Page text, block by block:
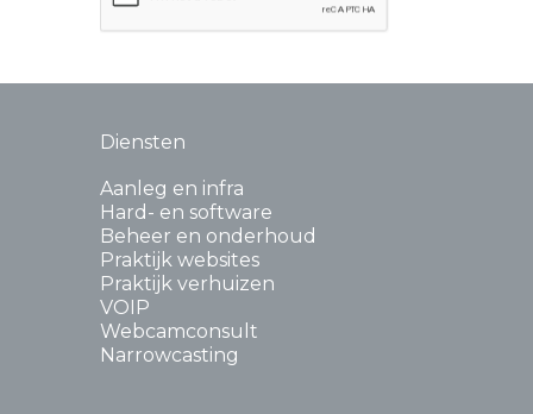
Diensten
Aanleg en infra
Hard- en software
Beheer en onderhoud
Praktijk websites
Praktijk verhuizen
VOIP
Webcamconsult
Narrowcasting